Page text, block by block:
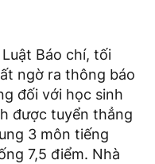
Báo chí, tối
ngờ ra thông báo
đối với học sinh
được tuyển thẳng
3 môn tiếng
7,5 điểm. Nhà